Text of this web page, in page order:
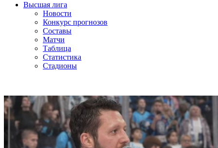
Высшая лига
Новости
Конкурс прогнозов
Составы
Матчи
Таблица
Статистика
Стадионы